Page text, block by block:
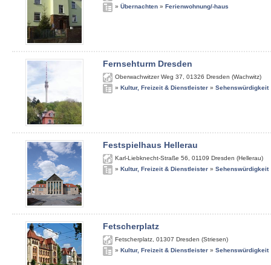
» Übernachten » Ferienwohnung/-haus
Fernsehturm Dresden
Oberwachwitzer Weg 37 01326 Dresden (Wachwitz)
» Kultur, Freizeit & Dienstleister » Sehenswürdigkeit
Festspielhaus Hellerau
Karl-Liebknecht-Straße 56 01109 Dresden (Hellerau)
» Kultur, Freizeit & Dienstleister » Sehenswürdigkeit
Fetscherplatz
Fetscherplatz 01307 Dresden (Striesen)
» Kultur, Freizeit & Dienstleister » Sehenswürdigkeit